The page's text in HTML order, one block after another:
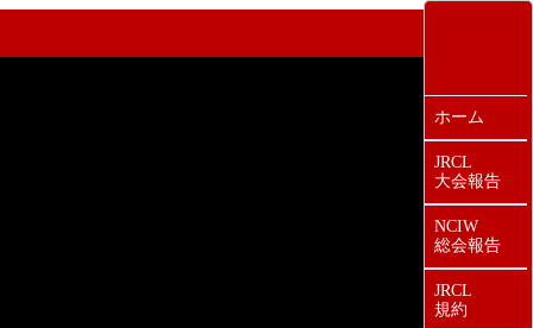
ホーム
JRCL
大会報告
NCIW
総会報告
JRCL
規約